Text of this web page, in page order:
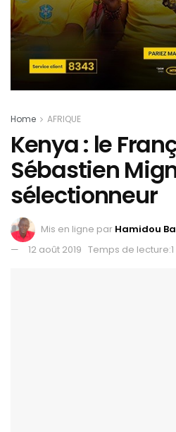
Home AFRIQUE
Kenya : le
Sébastien
sélectionneur
Mis en ligne par Hamidou
12 août 2019 Temps de